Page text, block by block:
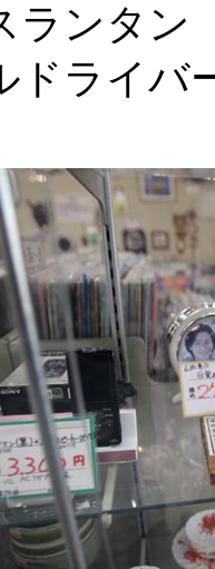
ランタン
ドライバ